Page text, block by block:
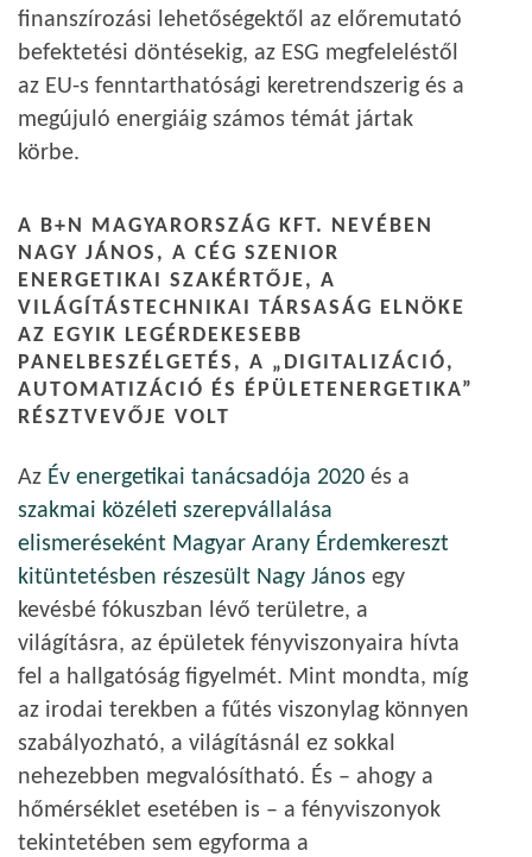
finanszírozási lehetőségektől az előremutató
befektetési döntésekig, az ESG megfeleléstől
az EU-s fenntarthatósági keretrendszerig és a
megújuló energiáig számos témát jártak
körbe.
A B+N MAGYARORSZÁG KFT. NEVÉBEN
NAGY JÁNOS , A CÉG SZENIOR
ENERGETIKAI SZAKÉRTŐJE, A
VILÁGÍTÁSTECHNIKAI TÁRSASÁG ELNÖKE
AZ EGYIK LEGÉRDEKESEBB
PANELBESZÉLGETÉS, A „DIGITALIZÁCIÓ,
AUTOMATIZÁCIÓ ÉS ÉPÜLETENERGETIKA”
RÉSZTVEVŐJE VOLT
Az Év energetikai tanácsadója 2020 és a
szakmai közéleti szerepvállalása
elismeréseként Magyar Arany Érdemkereszt
kitüntetésben részesült Nagy János egy
kevésbé fókuszban lévő területre, a
világításra, az épületek fényviszonyaira hívta
fel a hallgatóság figyelmét. Mint mondta, míg
az irodai terekben a fűtés viszonylag könnyen
szabályozható, a világításnál ez sokkal
nehezebben megvalósítható. És – ahogy a
hőmérséklet esetében is – a fényviszonyok
tekintetében sem egyforma a